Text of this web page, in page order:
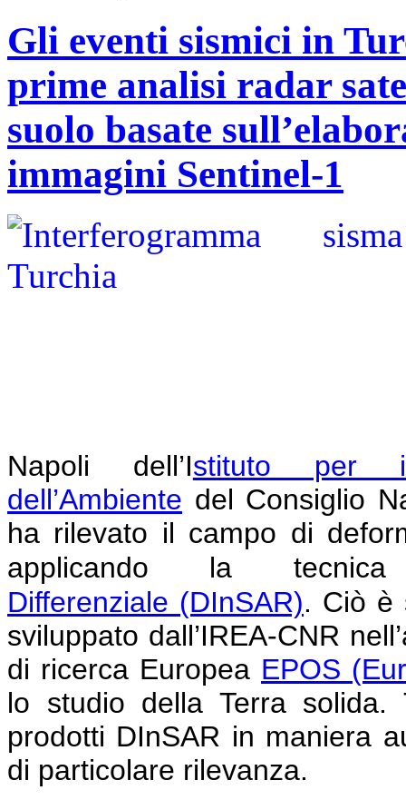
Gli eventi sismici in
prime analisi radar
suolo basate
immagini Sentinel-1
Napoli dell’Istituto per il
dell’Ambiente del Consiglio
ha rilevato il campo di
applicando la
Differenziale (DInSAR). Ciò è
sviluppato dall’IREA-CNR
di ricerca Europea EPOS
lo studio della Terra solida.
prodotti DInSAR in maniera
di particolare rilevanza.